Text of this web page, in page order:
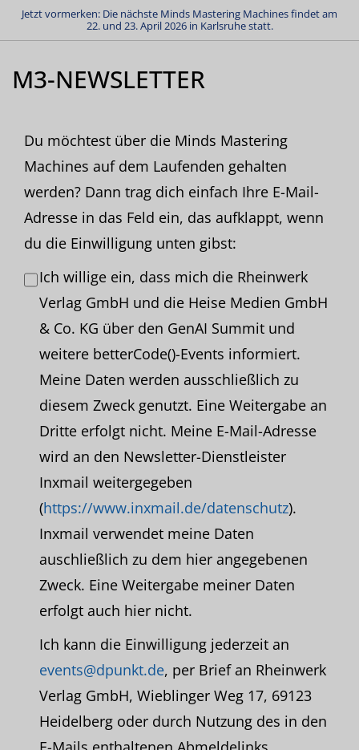
Jetzt vormerken: Die nächste Minds Mastering Machines findet am
22. und 23. April 2026 in Karlsruhe statt.
M3-NEWSLETTER
Du möchtest über die Minds Mastering
Machines auf dem Laufenden gehalten
werden? Dann trag dich einfach Ihre E-Mail-
Adresse in das Feld ein, das aufklappt, wenn
du die Einwilligung unten gibst:
Ich willige ein, dass mich die Rheinwerk
Verlag GmbH und die Heise Medien GmbH
& Co. KG über den GenAI Summit und
weitere betterCode()-Events informiert.
Meine Daten werden ausschließlich zu
diesem Zweck genutzt. Eine Weitergabe an
Dritte erfolgt nicht. Meine E-Mail-Adresse
wird an den Newsletter-Dienstleister
Inxmail weitergegeben
(https://www.inxmail.de/datenschutz).
Inxmail verwendet meine Daten
auschließlich zu dem hier angegebenen
Zweck. Eine Weitergabe meiner Daten
erfolgt auch hier nicht.
Ich kann die Einwilligung jederzeit an
events@dpunkt.de, per Brief an Rheinwerk
Verlag GmbH, Wieblinger Weg 17, 69123
Heidelberg oder durch Nutzung des in den